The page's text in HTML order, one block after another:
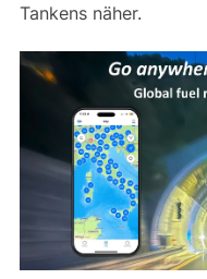
Tankens näher.